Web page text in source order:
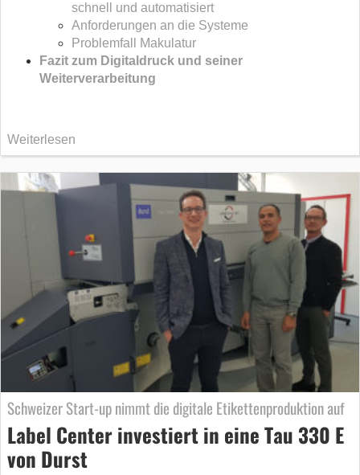
schnell und automatisiert
Anforderungen an die Systeme
Problemfall Makulatur
Fazit zum Digitaldruck und seiner
Weiterverarbeitung
Weiterlesen
Schweizer Start-up nimmt die digitale Etikettenproduktion auf
Label Center investiert in eine Tau 330 E
von Durst